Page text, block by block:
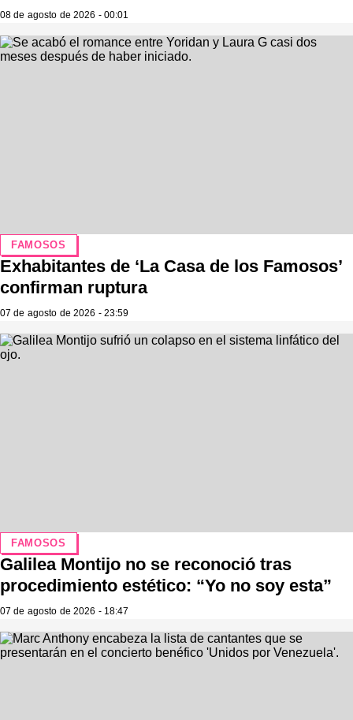
08 de agosto de 2026 - 00:01
FAMOSOS
Exhabitantes de ‘La Casa de los Famosos’
confirman ruptura
07 de agosto de 2026 - 23:59
FAMOSOS
Galilea Montijo no se reconoció tras
procedimiento estético: “Yo no soy esta”
07 de agosto de 2026 - 18:47